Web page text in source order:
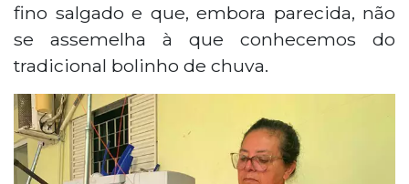
fino salgado e que, embora parecida, não
se assemelha à que conhecemos do
tradicional bolinho de chuva.